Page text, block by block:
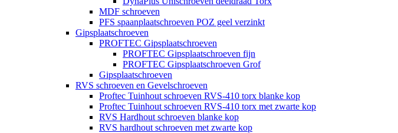
MDF schroeven
PFS spaanplaatschroeven POZ geel verzinkt
Gipsplaatschroeven
PROFTEC Gipsplaatschroeven
PROFTEC Gipsplaatschroeven fijn
PROFTEC Gipsplaatschroeven Grof
Gipsplaatschroeven
RVS schroeven en Gevelschroeven
Proftec Tuinhout schroeven RVS-410 torx blanke kop
Proftec Tuinhout schroeven RVS-410 torx met zwarte kop
RVS Hardhout schroeven blanke kop
RVS hardhout schroeven met zwarte kop